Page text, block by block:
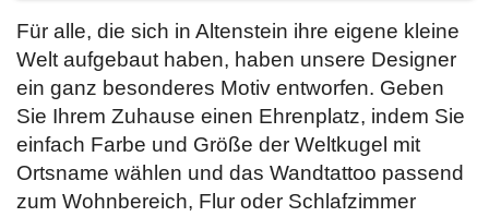
Für alle, die sich in Altenstein ihre eigene kleine
Welt aufgebaut haben, haben unsere Designer
ein ganz besonderes Motiv entworfen. Geben
Sie Ihrem Zuhause einen Ehrenplatz, indem Sie
einfach Farbe und Größe der Weltkugel mit
Ortsname wählen und das Wandtattoo passend
zum Wohnbereich, Flur oder Schlafzimmer